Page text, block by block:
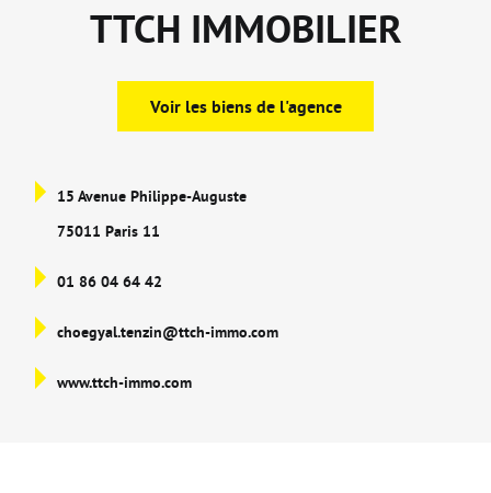
TTCH IMMOBILIER
Voir les biens de l'agence
15 Avenue Philippe-Auguste
75011 Paris 11
01 86 04 64 42
choegyal.tenzin@ttch-immo.com
www.ttch-immo.com